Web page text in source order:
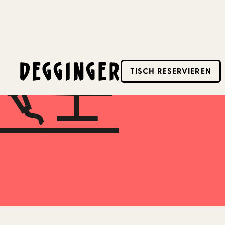
Dieses Event hat schon stattgefunden! Schaue
TISCH RESERVIEREN
6.10.2025 -6.10.2025